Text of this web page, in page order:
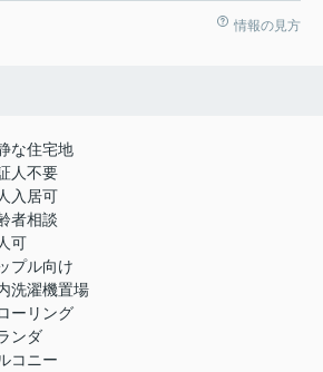
情報の見方
な住宅地
人不要
入居可
者相談
可
プル向け
洗濯機置場
ーリング
ンダ
コニー